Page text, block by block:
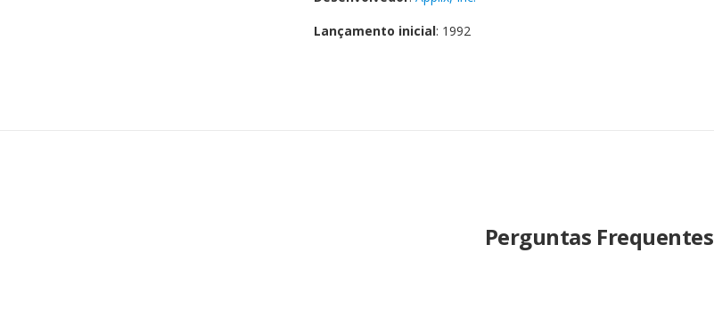
Lançamento inicial: 1992
Perguntas Frequentes